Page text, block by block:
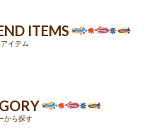
ITEMS
イテム
から探す